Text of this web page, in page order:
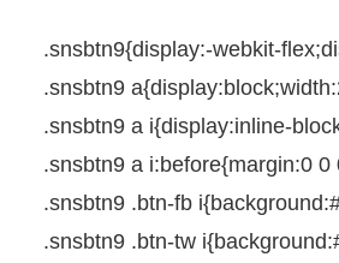
.snsbtn9{display:-webkit-flex;
.snsbtn9 a{display:block;width:
.snsbtn9 a i{display:inline-
.snsbtn9 a i:before{margin:0 0
.snsbtn9 .btn-fb i{background:
.snsbtn9 .btn-tw i{background: